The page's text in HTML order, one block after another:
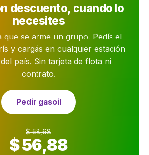
descuento, cuando lo
necesites
que se arme un grupo. Pedís el
y cargás en cualquier estación
país. Sin tarjeta de flota ni
contrato.
Pedir gasoil
$ 58,68
$ 56,88